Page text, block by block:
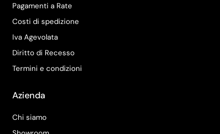
Pagamenti a Rate
Costi di spedizione
Iva Agevolata
Diritto di Recesso
Termini e condizioni
Azienda
Chi siamo